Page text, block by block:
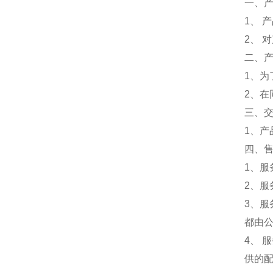
一、
1、
2、
二、
1、为
2、在
三、
1、产
四、
1、服
2、服
3、服
都由
4、
供的